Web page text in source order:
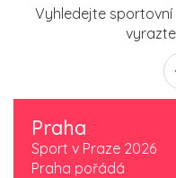
Vyhledejte
vyrazte
Praha
Sport v Praze 2026
Praha pořádá